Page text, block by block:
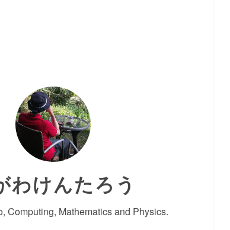
わけんたろう
Computing, Mathematics and Physics.